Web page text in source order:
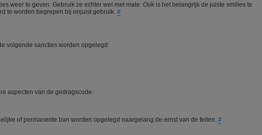
weer te geven. Gebruik ze echter wel met mate. Ook is het belangrijk de juiste smilies te
te worden begrepen bij onjuist gebruik. #
volgende sancties worden opgelegd:
aspecten van de gedragscode.
of permanente ban worden opgelegd naargelang de ernst van de feiten. #